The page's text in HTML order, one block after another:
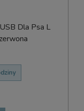
Dla Psa L